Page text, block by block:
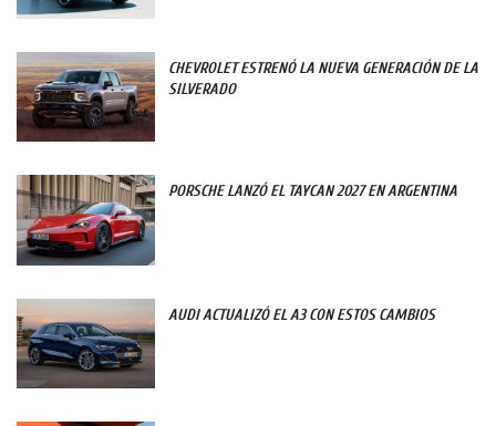
CHEVROLET ESTRENÓ LA NUEVA GENERACIÓN DE LA
SILVERADO
PORSCHE LANZÓ EL TAYCAN 2027 EN ARGENTINA
AUDI ACTUALIZÓ EL A3 CON ESTOS CAMBIOS